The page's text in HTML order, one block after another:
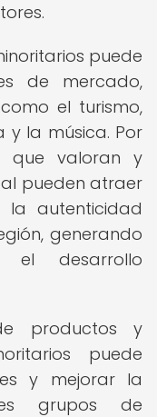
puede
de mercado,
el turismo,
la música. Por
que valoran y
pueden atraer
la autenticidad
generando
el desarrollo
productos y
puede
y mejorar la
grupos de